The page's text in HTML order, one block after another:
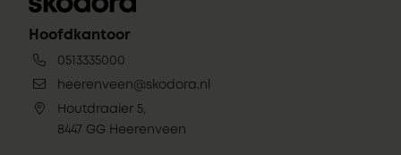
Hoofdkantoor
0513335000
heerenveen@skodora.nl
Houtdraaier 5,
8447 GG Heerenveen